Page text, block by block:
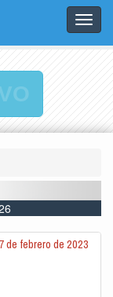
de febrero de 2023